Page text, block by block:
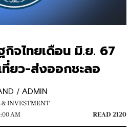
จไทยเดือน มิ.ย. 67
ยว-ส่งออกชะลอ
/ ADMIN
& INVESTMENT
AM
READ 2120